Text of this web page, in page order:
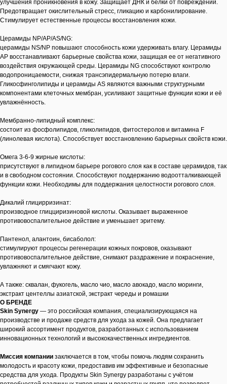
улучшения проникновения в кожу. Защищает ДНК и белки от повреждений.
Предотвращает окислительный стресс, гликацию и карбонилирование.
Стимулирует естественные процессы восстановления кожи.
Церамиды NP/AP/AS/NG:
церамиды NS/NP повышают способность кожи удерживать влагу. Церамиды
AP восстанавливают барьерные свойства кожи, защищая ее от негативного
воздействия окружающей среды. Церамиды NG способствуют контролю
водопроницаемости, снижая трансэпидермальную потерю влаги.
Гликосфинголипиды и церамиды AS являются важными структурными
компонентами клеточных мембран, усиливают защитные функции кожи и её
увлажнённость.
Мембранно-липидный комплекс:
состоит из фосфолипидов, гликолипидов, фитостеролов и витамина F
(линолевая кислота). Способствует восстановлению барьерных свойств кожи.
Омега 3-6-9 жирные кислоты:
присутствуют в липидном барьере рогового слоя как в составе церамидов, так
и в свободном состоянии. Способствуют поддержанию водоотталкивающей
функции кожи. Необходимы для поддержания целостности рогового слоя.
Дикалий глицирризинат:
производное глицциризиновой кислоты. Оказывает выраженное
противовоспалительное действие и уменьшает эритему.
Пантенол, алантоин, бисаболол:
стимулируют процессы регенерации кожных покровов, оказывают
противовоспалительное действие, снимают раздражение и покраснение,
увлажняют и смягчают кожу.
А также: сквалан, фукогель, масло чио, масло авокадо, масло моринги,
экстракт центеллы азиатской, экстракт череды и ромашки
О БРЕНДЕ
Skin Synergy — это российская компания, специализирующаяся на
производстве и продаже средств для ухода за кожей. Она предлагает
широкий ассортимент продуктов, разработанных с использованием
инновационных технологий и высококачественных ингредиентов.
Миссия компании заключается в том, чтобы помочь людям сохранить
молодость и красоту кожи, предоставив им эффективные и безопасные
средства для ухода. Продукты Skin Synergy разработаны с учётом